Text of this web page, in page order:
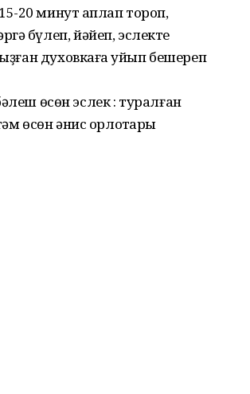
20 минут ҡаплап тороп,
бүлеп, йәйеп, эслекте
духовкаға ҡуйып бешереп
өсөн эслек : туралған
өсөн әнис орлоҡтары